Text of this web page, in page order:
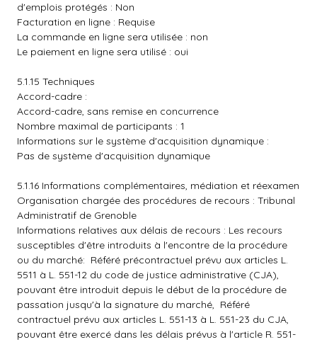
d'emplois protégés : Non
Facturation en ligne : Requise
La commande en ligne sera utilisée : non
Le paiement en ligne sera utilisé : oui
5.1.15 Techniques
Accord-cadre :
Accord-cadre, sans remise en concurrence
Nombre maximal de participants : 1
Informations sur le système d'acquisition dynamique :
Pas de système d'acquisition dynamique
5.1.16 Informations complémentaires, médiation et réexamen
Organisation chargée des procédures de recours : Tribunal
Administratif de Grenoble
Informations relatives aux délais de recours : Les recours
susceptibles d'être introduits à l'encontre de la procédure
ou du marché:  Référé précontractuel prévu aux articles L.
5511 à L. 551-12 du code de justice administrative (CJA),
pouvant être introduit depuis le début de la procédure de
passation jusqu'à la signature du marché,  Référé
contractuel prévu aux articles L. 551-13 à L. 551-23 du CJA,
pouvant être exercé dans les délais prévus à l'article R. 551-